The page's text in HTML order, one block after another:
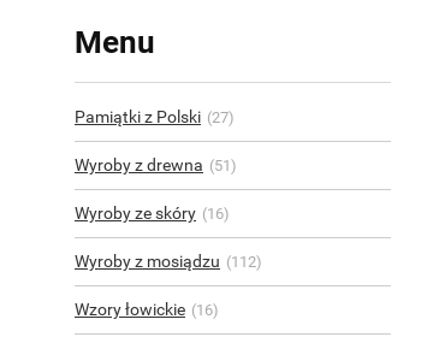
Menu
Pamiątki z Polski (27)
Wyroby z drewna (51)
Wyroby ze skóry (16)
Wyroby z mosiądzu (112)
Wzory łowickie (16)